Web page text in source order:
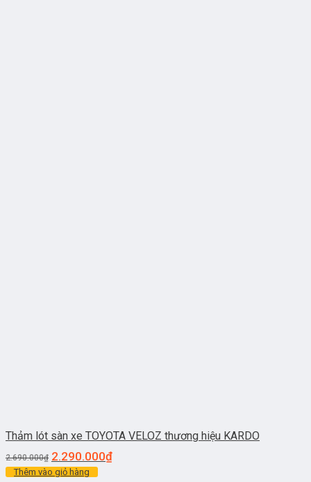
Thảm lót sàn xe TOYOTA VELOZ thương hiệu KARDO
2.690.000₫ 2.290.000₫
Thêm vào giỏ hàng